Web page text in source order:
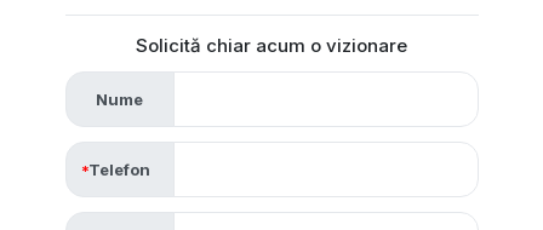
Solicită chiar acum o vizionare
Nume
Telefon